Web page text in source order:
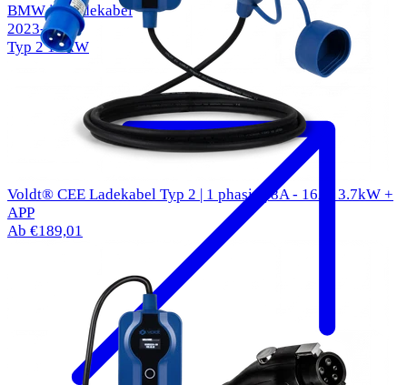
BMW i5 Ladekabel
2023-
Typ 211 kW
Voldt® CEE Ladekabel Typ 2 | 1 phasig | 8A - 16A | 3.7kW +
APP
Ab €189,01